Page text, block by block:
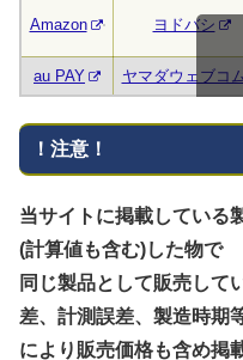
Amazon ヨドバシ
au PAY ヤマダウェブコム
！注意！
当サイトに掲載している
(計算値も含む)した物で
同じ製品として販売して
差、計測誤差、製造時期
により販売価格も含め掲